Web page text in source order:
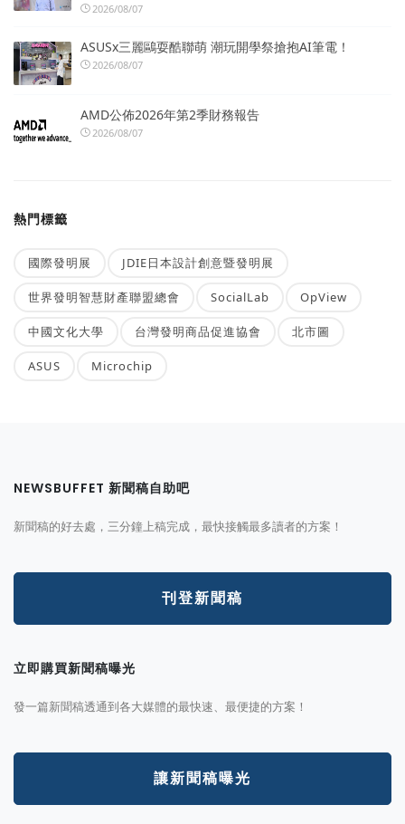
2026/08/07
ASUSx三麗鷗耍酷聯萌 潮玩開學祭搶抱AI筆電！
2026/08/07
AMD公佈2026年第2季財務報告
2026/08/07
熱門標籤
國際發明展 JDIE日本設計創意暨發明展
世界發明智慧財產聯盟總會 SocialLab OpView
中國文化大學 台灣發明商品促進協會 北市圖
ASUS Microchip
NEWSBUFFET 新聞稿自助吧
新聞稿的好去處，三分鐘上稿完成，最快接觸最多讀者的方案！
刊登新聞稿
立即購買新聞稿曝光
發一篇新聞稿透通到各大媒體的最快速、最便捷的方案！
讓新聞稿曝光